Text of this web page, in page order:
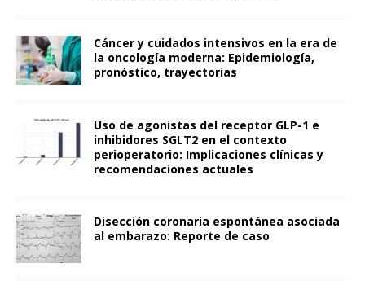
Cáncer y cuidados intensivos en la era de
la oncología moderna: Epidemiología,
pronóstico, trayectorias
Uso de agonistas del receptor GLP-1 e
inhibidores SGLT2 en el contexto
perioperatorio: Implicaciones clínicas y
recomendaciones actuales
Disección coronaria espontánea asociada
al embarazo: Reporte de caso